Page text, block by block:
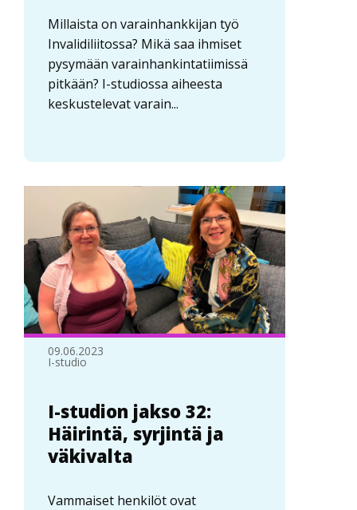
Millaista on varainhankkijan työ
Invalidiliitossa? Mikä saa ihmiset
pysymään varainhankintatiimissä
pitkään? I-studiossa aiheesta
keskustelevat varain...
09.06.2023
I-studio
I-studion jakso 32:
Häirintä, syrjintä ja
väkivalta
Vammaiset henkilöt ovat